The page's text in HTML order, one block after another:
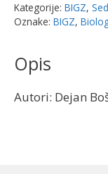
Kategorije: BIGZ,
Oznake: BIGZ,
Opis
Autori: Dejan